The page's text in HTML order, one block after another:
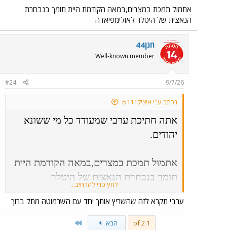
אתמול תמכת במצרים,במאה הקודמת היית תומך בנבחרת
הנאצית של היטלר לאולימפיאדה
חנן44
Well-known member
9/7/26
#24
נכתב ע"י איציק5111:
אתה חתיכת ערבי שמעודד כל מי ששונא
יהודים.
אתמול תמכת במצרים,במאה הקודמת היית
תומך בנבחרת הנאצית של היטלר
לחץ כדי להרחיב...
ערבי תקרא לזה שהשריץ אותך יחד עם השרמוטה מתל ברוך
1 of 2 הבא